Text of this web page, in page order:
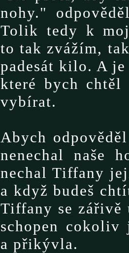
nohy."
Tolik tedy k
to tak zvážím,
padesát kilo. A
které bych
vybírat.
Abych
nenechal naše
nechal Tiffany
a když budeš
Tiffany se zářivě
schopen
a přikývla.